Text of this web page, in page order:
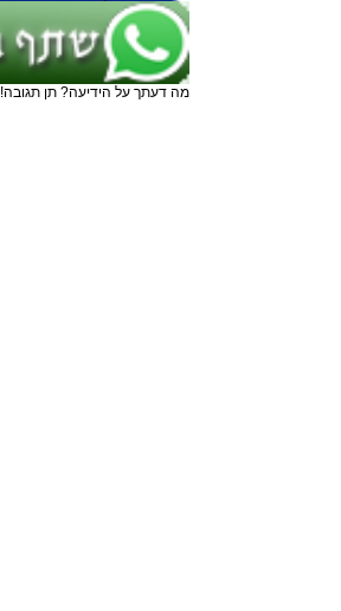
מה דעתך על הידיעה? תן תגובה!